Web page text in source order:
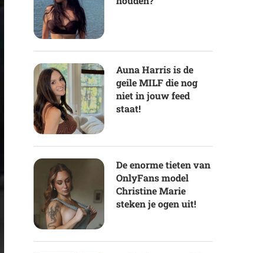
Auna Harris is de
geile MILF die nog
niet in jouw feed
staat!
De enorme tieten van
OnlyFans model
Christine Marie
steken je ogen uit!